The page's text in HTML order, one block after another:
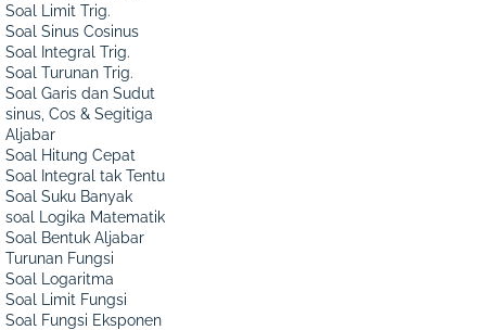
Soal Limit Trig.
Soal Sinus Cosinus
Soal Integral Trig.
Soal Turunan Trig.
Soal Garis dan Sudut
sinus, Cos & Segitiga
Aljabar
Soal Hitung Cepat
Soal Integral tak Tentu
Soal Suku Banyak
soal Logika Matematik
Soal Bentuk Aljabar
Turunan Fungsi
Soal Logaritma
Soal Limit Fungsi
Soal Fungsi Eksponen